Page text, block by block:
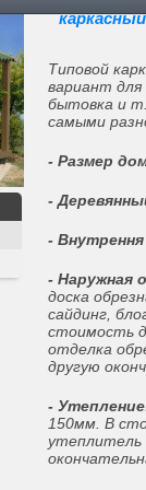
Типовой
вариант для
бытовка и
самыми
- Размер
-
-
- Наружная
доска
сайдинг,
стоимость
отделка
другую
-
150мм. В